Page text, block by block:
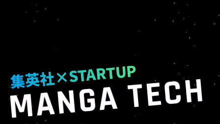
集英社×STARTUP
M
A
N
G
A
T
E
C
H
2
0
2